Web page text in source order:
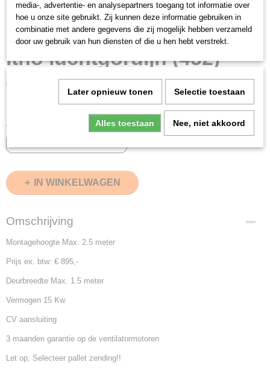
Itho luchtgordijn (452)
€ 1083,00 (inclusief btw 21%)
Op voorraad
Aantal
IN WINKELWAGEN
Omschrijving
Montagehoogte Max. 2.5 meter
Prijs ex. btw: € 895,-
Deurbreedte Max. 1.5 meter
Vermogen 15 Kw
CV aansluiting
3 maanden garantie op de ventilatormotoren
Let op, Selecteer pallet zending!!
media-, advertentie- en analysepartners toegang tot informatie over
hoe u onze site gebruikt. Zij kunnen deze informatie gebruiken in
combinatie met andere gegevens die zij mogelijk hebben verzameld
door uw gebruik van hun diensten of die u hen hebt verstrekt.
Later opnieuw tonen Selectie toestaan
Alles toestaan Nee, niet akkoord